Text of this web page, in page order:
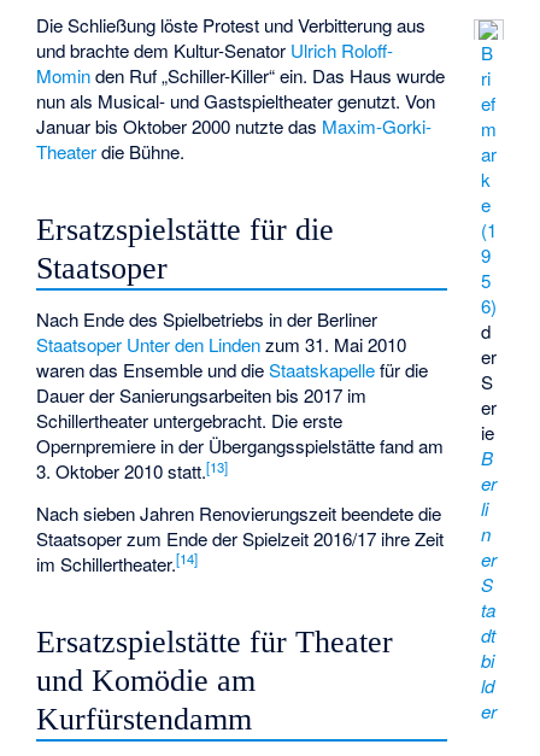
B
ri
ef
m
ar
k
e
(1
9
5
6)
d
er
S
er
ie
B
er
li
n
er
S
ta
dt
bi
ld
er
Die Schließung löste Protest und Verbitterung aus
und brachte dem Kultur-Senator Ulrich Roloff-
Mominden Ruf „Schiller-Killer“ ein. Das Haus wurde
nun als Musical- und Gastspieltheater genutzt. Von
Januar bis Oktober 2000 nutzte das Maxim-Gorki-
Theaterdie Bühne.
Ersatzspielstätte für die
Staatsoper
Nach Ende des Spielbetriebs in der Berliner
Staatsoper Unter den Lindenzum 31. Mai 2010
waren das Ensemble und dieStaatskapellefür die
Dauer der Sanierungsarbeiten bis 2017 im
Schillertheater untergebracht. Die erste
Opernpremiere in der Übergangsspielstätte fand am
3. Oktober 2010 statt.[13]
Nach sieben Jahren Renovierungszeit beendete die
Staatsoper zum Ende der Spielzeit 2016/17 ihre Zeit
im Schillertheater.[14]
Ersatzspielstätte für Theater
und Komödie am
Kurfürstendamm